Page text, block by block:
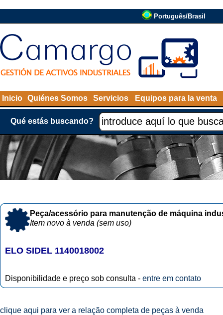
Português/Brasil
Inicio Quiénes Somos Servicios Equipos para la venta
Qué estás buscando?
Peça/acessório para manutenção de máquina
Item novo à venda (sem uso)
ELO SIDEL 1140018002
Disponibilidade e preço sob consulta - entre em contato
clique aqui para ver a relação completa de peças à venda